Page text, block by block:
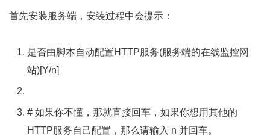
首先安装服务端，安装过程中会提示：
是否由脚本自动配置HTTP服务(服务端的在线监控网
站)[Y/n]
# 如果你不懂，那就直接回车，如果你想用其他的
HTTP服务自己配置，那么请输入 n 并回车。